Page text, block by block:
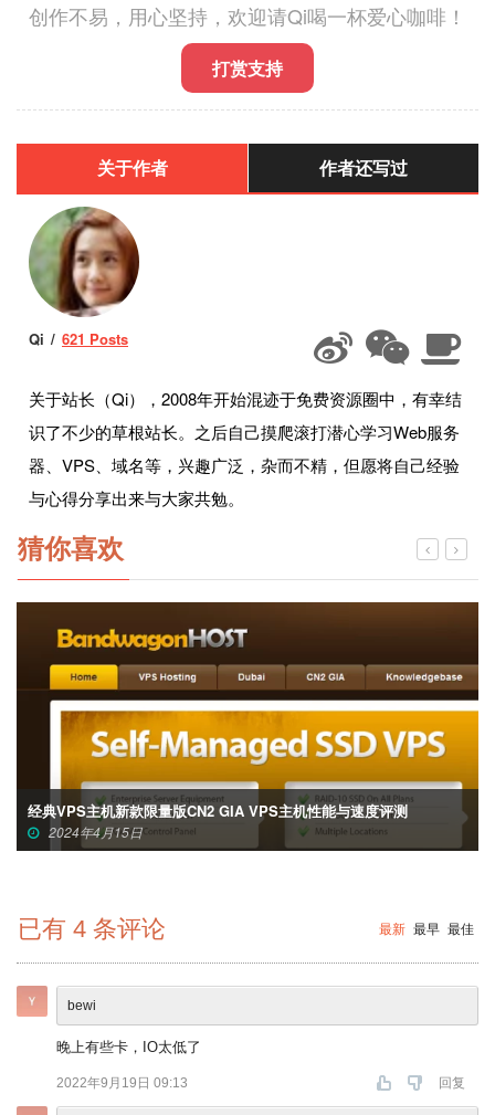
创作不易，用心坚持，欢迎请Qi喝一杯爱心咖啡！
打赏支持
关于作者 作者还写过
Qi 621 Posts
关于站长（Qi），2008年开始混迹于免费资源圈中，有幸结
识了不少的草根站长。之后自己摸爬滚打潜心学习Web服务
器、VPS、域名等，兴趣广泛，杂而不精，但愿将自己经验
与心得分享出来与大家共勉。
猜你喜欢
经典VPS主机新款限量版CN2 GIA VPS主机性能与速度评测
2024年4月15日
已有 4 条评论 最新 最早 最佳
bewi
晚上有些卡，IO太低了
2022年9月19日 09:13 回复